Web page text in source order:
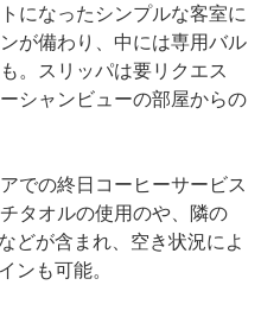
になったシンプルな客室に
が備わり、中には専用バル
。スリッパは要リクエス
シャンビューの部屋からの
での終日コーヒーサービス
タオルの使用のや、隣の
どが含まれ、空き状況によ
ンも可能。